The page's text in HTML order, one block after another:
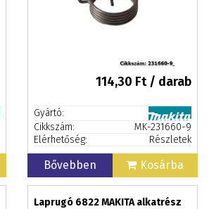
114,30 Ft / darab
Gyártó:
Cikkszám:
MK-231660-9
Elérhetőség:
Részletek
Bővebben Kosárba
Laprugó 6822 MAKITA alkatrész